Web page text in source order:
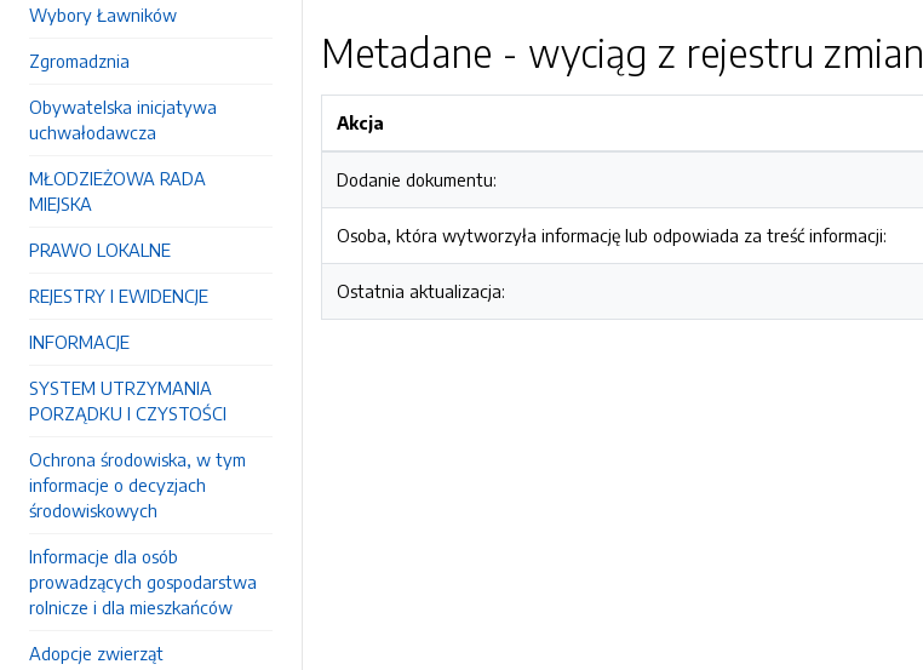
Wybory Ławników
Zgromadznia
Obywatelska inicjatywa
uchwałodawcza
MŁODZIEŻOWA RADA
MIEJSKA
PRAWO LOKALNE
REJESTRY I EWIDENCJE
INFORMACJE
SYSTEM UTRZYMANIA
PORZĄDKU I CZYSTOŚCI
Ochrona środowiska, w tym
informacje o decyzjach
środowiskowych
Informacje dla osób
prowadzących gospodarstwa
rolnicze i dla mieszkańców
Adopcje zwierząt
Metadane - wyciąg z rejestru zmian
Akcja
Dodanie dokumentu:
Osoba, która wytworzyła informację lub odpowiada za treść informacji:
Ostatnia aktualizacja: